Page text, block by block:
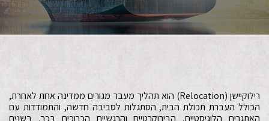
רילוקיישן (Relocation) הוא תהליך מעבר מגורים ממדינה אחת לאחרת,
הכולל העברת תכולת הבית, הסתגלות לסביבה חדשה, והתמודדות עם
האתגרים הלוגיסטיים, הבירוקרטיים והרגשיים הכרוכים בכך. בשנים